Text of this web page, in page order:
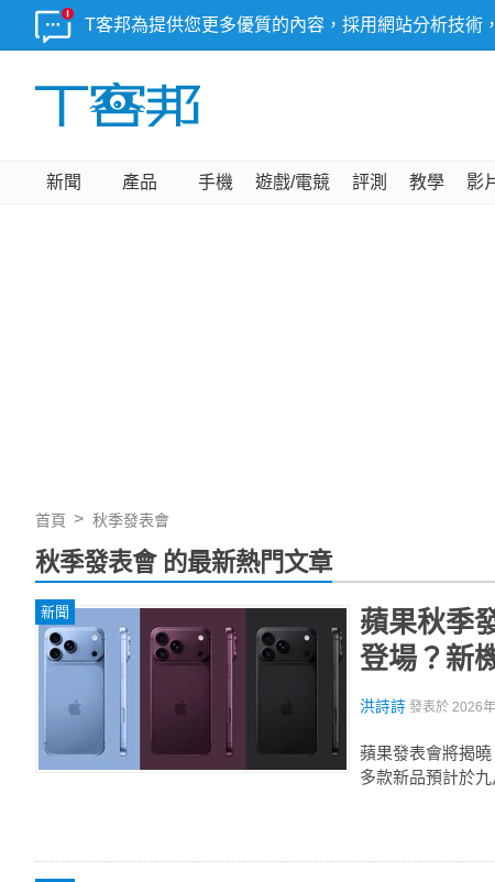
T客邦為提供您更多優質的內容，採用網站分析技術
新聞 產品 手機 遊戲/電競 評測 教學 影
首頁 秋季發表會
秋季發表會 的最新熱門文章
新聞
蘋果秋季
登場？新
洪詩詩 發表於 2026
蘋果發表會將揭
多款新品預計於九